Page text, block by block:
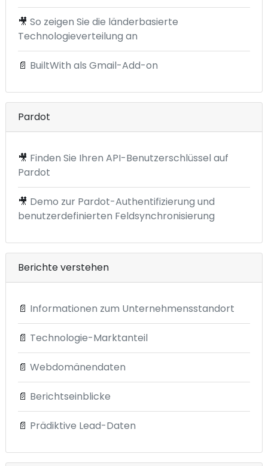
🎥 So zeigen Sie die länderbasierte
Technologieverteilung an
📄 BuiltWith als Gmail-Add-on
Pardot
🎥 Finden Sie Ihren API-Benutzerschlüssel auf
Pardot
🎥 Demo zur Pardot-Authentifizierung und
benutzerdefinierten Feldsynchronisierung
Berichte verstehen
📄 Informationen zum Unternehmensstandort
📄 Technologie-Marktanteil
📄 Webdomänendaten
📄 Berichtseinblicke
📄 Prädiktive Lead-Daten